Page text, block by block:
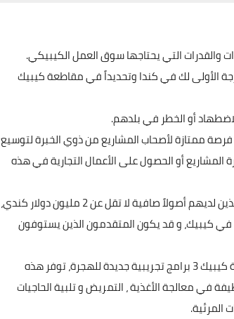
والقدرات التي يحتاجها سوق العمل الكيبيكي.
الأولى لك في كندا وتحديداً في مقاطعة كيبيك
أو الخطر في بلدهم.
ممتازة لأصحاب المشاريع من ذوي الخبرة لتوسيع
المشاريع أو الحصول على الأعمال التجارية في هذه
هو برنامج حصري لا يقبل إلا المتقدمين الذين لديهم أصولاً صافية لا تقل عن 2 مليون دولار كندي،
الماليين في كيبيك، و قد يكون المتقدمون الذين يستوفون
أطلقت مقاطعة كيبيك 3 برامج تجريبية جديدة للهجرة، توفر هذه
في معالجة الأغذية ، التمريض و تلبية الحاجيات
المرئية.